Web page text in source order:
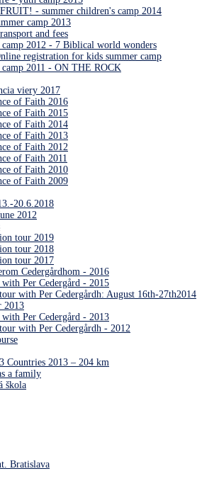
- summer children's camp 2014
camp 2013
and fees
camp 2012 - 7 Biblical world wonders
registration for kids summer camp
camp 2011 - ON THE ROCK
viery 2017
of Faith 2016
of Faith 2015
of Faith 2014
of Faith 2013
of Faith 2012
of Faith 2011
of Faith 2010
of Faith 2009
20.6.2018
2012
tour 2019
tour 2018
tour 2017
Cedergårdhom - 2016
with Per Cedergård - 2015
with Per Cedergårdh: August 16th-27th2014
2013
with Per Cedergård - 2013
with Per Cedergårdh - 2012
Countries 2013 – 204 km
a family
škola
Bratislava